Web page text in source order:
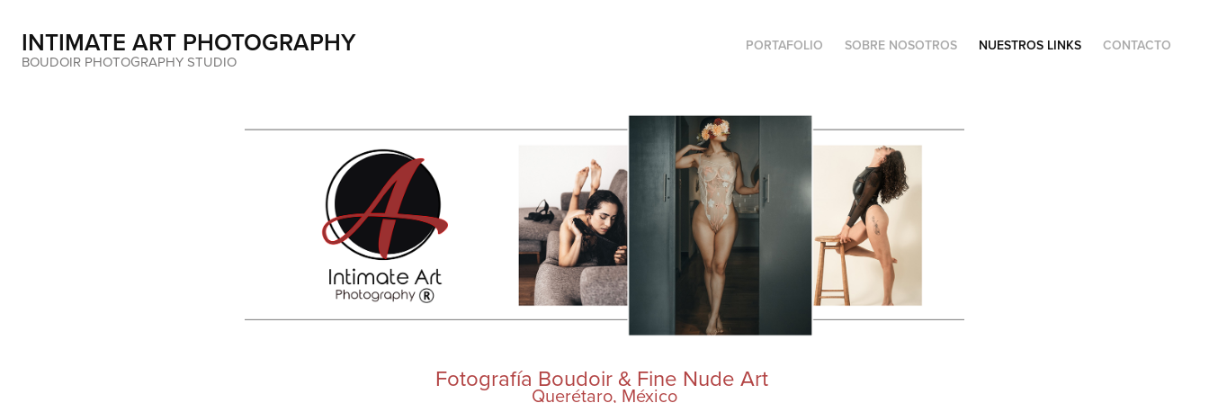
INTIMATE ART PHOTOGRAPHY
BOUDOIR PHOTOGRAPHY STUDIO
PORTAFOLIO SOBRE NOSOTROS NUESTROS LINKS CONTACTO
Fotografía Boudoir & Fine Nude Art
Querétaro, México